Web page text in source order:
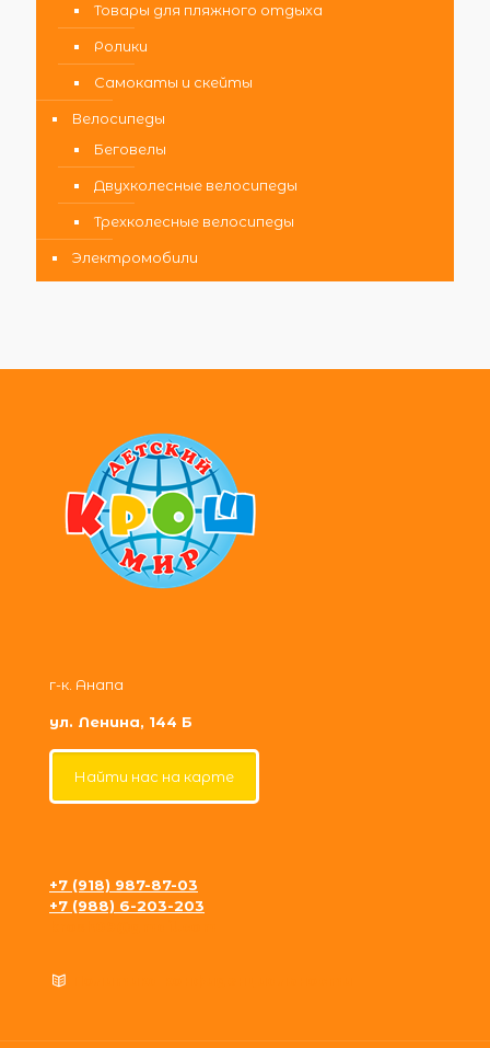
Товары для пляжного отдыха
Ролики
Самокаты и скейты
Велосипеды
Беговелы
Двухколесные велосипеды
Трехколесные велосипеды
Электромобили
г-к. Анапа
ул. Ленина, 144 Б
Найти нас на карте
+7 (918) 987-87-03
+7 (988) 6-203-203